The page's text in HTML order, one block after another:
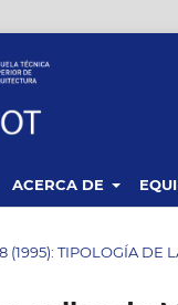
ACERCA DE
(1995): TIPOLOGÍA DE